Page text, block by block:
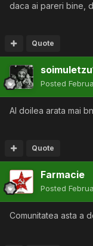
daca ai pareri bine,
Quote
Posted
Al doilea arata mai
Quote
Farmacie
Posted
Comunitatea asta a